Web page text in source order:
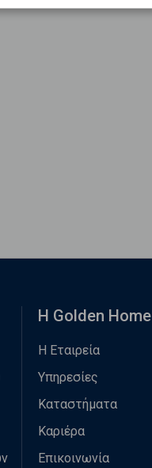
Η Golden Home
Η Εταιρεία
Υπηρεσίες
Καταστήματα
Καριέρα
Επικοινωνία